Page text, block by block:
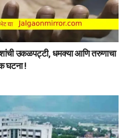
उकळपट्टी, धमक्या आणि तरुणाचा
घटना !